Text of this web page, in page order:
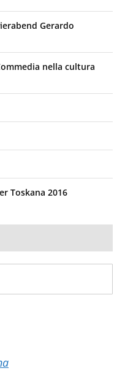
Gerardo
nella cultura
Toskana 2016